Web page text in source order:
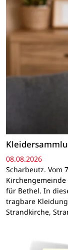
08.08.2026
Scharbeutz. Vom
für Bethel. In
tragbare
Strandkirche,